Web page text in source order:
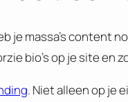
je massa’s content
bio’s op je site en
. Niet alleen op je